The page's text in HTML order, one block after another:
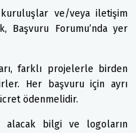
ve/veya iletişim
Başvuru Forumu’nda yer
farklı projelerle birden
Her başvuru için ayrı
ödenmelidir.
alacak bilgi ve logoların